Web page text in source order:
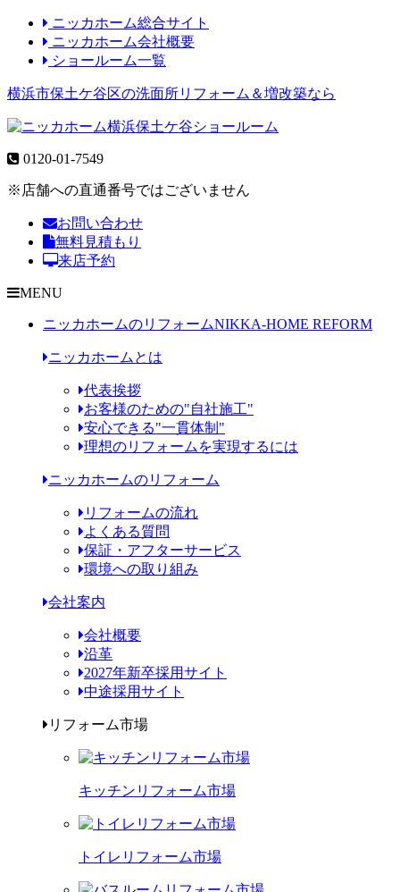
ニッカホーム総合サイト
ニッカホーム会社概要
ショールーム一覧
横浜市保土ケ谷区の洗面所リフォーム＆増改築なら
0120-01-7549
※店舗への直通番号ではございません
お問い合わせ
無料見積もり
来店予約
MENU
ニッカホームのリフォームNIKKA-HOME REFORM
ニッカホームとは
代表挨拶
お客様のための"自社施工"
安心できる"一貫体制"
理想のリフォームを実現するには
ニッカホームのリフォーム
リフォームの流れ
よくある質問
保証・アフターサービス
環境への取り組み
会社案内
会社概要
沿革
2027年新卒採用サイト
中途採用サイト
リフォーム市場
キッチンリフォーム市場
トイレリフォーム市場